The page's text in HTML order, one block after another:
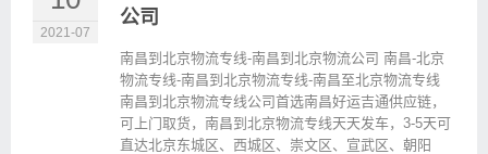
2021-07
公司
南昌到北京物流专线-南昌到北京物流公司 南昌-北京
物流专线-南昌到北京物流专线-南昌至北京物流专线
南昌到北京物流专线公司首选南昌好运吉通供应链，
可上门取货，南昌到北京物流专线天天发车，3-5天可
直达北京东城区、西城区、崇文区、宣武区、朝阳